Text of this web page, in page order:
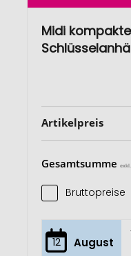
Midi
Artikelpreis
Gesamtsumme
Bruttopreise
12 August